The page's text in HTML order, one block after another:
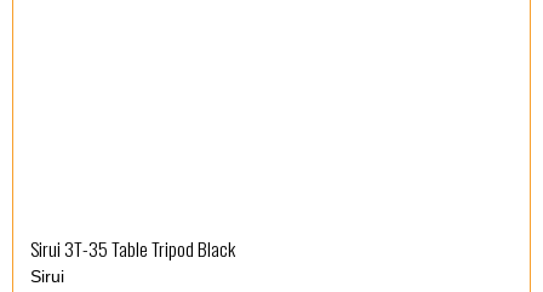
Sirui 3T-35 Table Tripod Black
Sirui